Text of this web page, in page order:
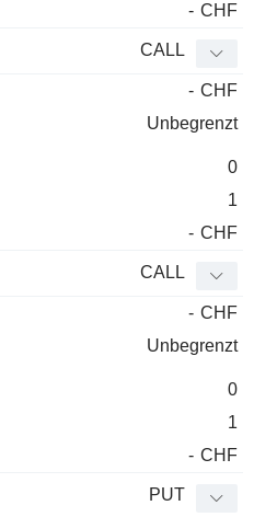
- CHF
CALL
- CHF
Unbegrenzt
0
1
- CHF
CALL
- CHF
Unbegrenzt
0
1
- CHF
PUT